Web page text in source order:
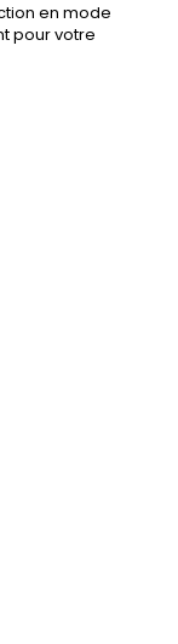
en mode
pour votre